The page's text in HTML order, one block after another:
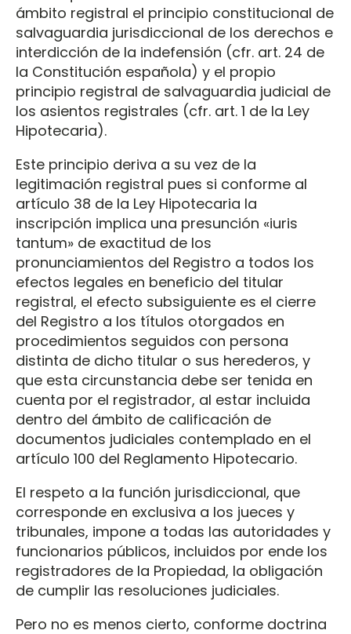
ámbito registral el principio constitucional de
salvaguardia jurisdiccional de los derechos e
interdicción de la indefensión (cfr. art. 24 de
la Constitución española) y el propio
principio registral de salvaguardia judicial de
los asientos registrales (cfr. art. 1 de la Ley
Hipotecaria).
Este principio deriva a su vez de la
legitimación registral pues si conforme al
artículo 38 de la Ley Hipotecaria la
inscripción implica una presunción «iuris
tantum» de exactitud de los
pronunciamientos del Registro a todos los
efectos legales en beneficio del titular
registral, el efecto subsiguiente es el cierre
del Registro a los títulos otorgados en
procedimientos seguidos con persona
distinta de dicho titular o sus herederos, y
que esta circunstancia debe ser tenida en
cuenta por el registrador, al estar incluida
dentro del ámbito de calificación de
documentos judiciales contemplado en el
artículo 100 del Reglamento Hipotecario.
El respeto a la función jurisdiccional, que
corresponde en exclusiva a los jueces y
tribunales, impone a todas las autoridades y
funcionarios públicos, incluidos por ende los
registradores de la Propiedad, la obligación
de cumplir las resoluciones judiciales.
Pero no es menos cierto, conforme doctrina